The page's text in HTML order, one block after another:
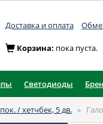
Доставка и оплата
Корзина: пока пуста.
Светодиоды
/ хетчбек, 5 дв. »